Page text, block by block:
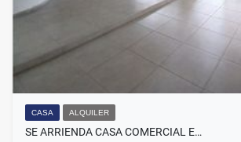
CASA ALQUILER
SE ARRIENDA CASA COMERCIAL E…